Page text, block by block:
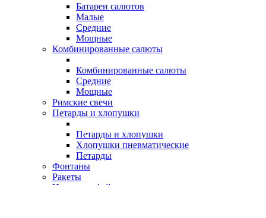
Батареи салютов
Малые
Средние
Мощные
Комбинированные салюты
Комбинированные салюты
Средние
Мощные
Римские свечи
Петарды и хлопушки
Петарды и хлопушки
Хлопушки пневматические
Петарды
Фонтаны
Ракеты
Наземные фейерверки